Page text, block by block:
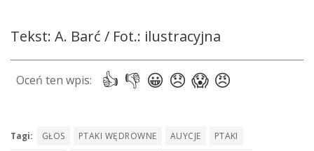
Tekst: A. Barć / Fot.: ilustracyjna
Tagi: GŁOS PTAKI WĘDROWNE AUYCJE
PTAKI